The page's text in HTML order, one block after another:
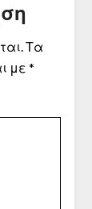
Τα
με *